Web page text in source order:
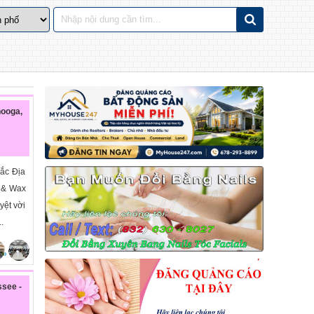
Địa
Wax
vời
»
-